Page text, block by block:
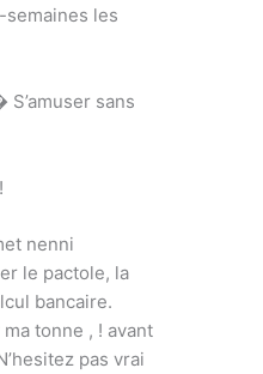
les
sans
nenni
le pactole, la
bancaire.
tonne , ! avant
pas vrai